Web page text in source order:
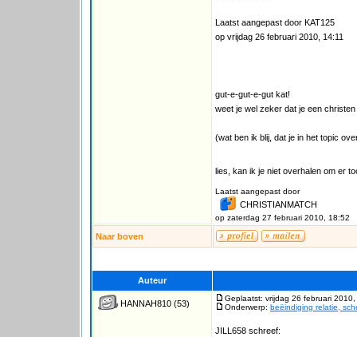
Laatst aangepast door KAT125
op vrijdag 26 februari 2010, 14:11
gut-e-gut-e-gut kat!
weet je wel zeker dat je een christen
(wat ben ik blij, dat je in het topic
lies, kan ik je niet overhalen om er
Laatst aangepast door
CHRISTIANMATCH
op zaterdag 27 februari 2010, 18:52
Naar boven
Auteur
HANNAH810 (53)
Geplaatst: vrijdag 26 februari
Onderwerp: beëindiging relatie,
JILL658 schreef: